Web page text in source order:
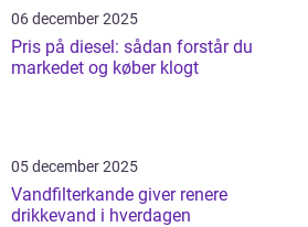
06 december 2025
Pris på diesel: sådan forstår du
markedet og køber klogt
05 december 2025
Vandfilterkande giver renere
drikkevand i hverdagen